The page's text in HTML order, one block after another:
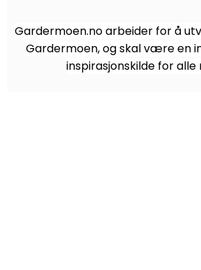
Gardermoen.no arbeider for å
Gardermoen, og skal være en
inspirasjonskilde for alle